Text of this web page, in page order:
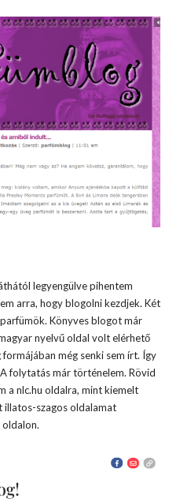
legyengülve pihentem
arra, hogy blogolni kezdjek. Két
Könyves blogot már
nyelvű oldal volt elérhető
még senki sem írt. Így
folytatás már történelem. Rövid
a nlc.hu oldalra, mint kiemelt
illatos-szagos oldalamat
oldalon.